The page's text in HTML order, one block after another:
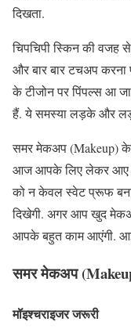
दिखता.
चिपचिपी स्किन की
और बार बार टचअप करना
के टीजोन पर पिंपल्‍स आ
हैं. ये समस्या लड़के और
समर मेकअप (Makeup) के
आज आपके लिए लेकर आए
को न केवल स्‍वेट प्रूफ
दिखेगी. अगर आप खुद
आपके बहुत काम आएंगी.
समर मेकअप
मॉइश्चराइजर जरूरी